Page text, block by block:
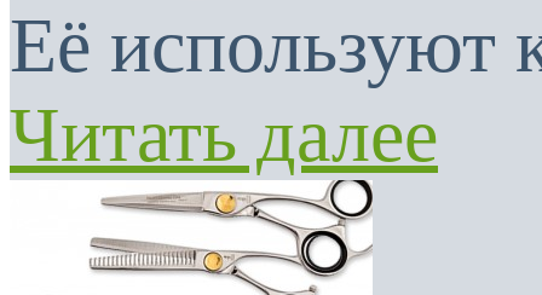
Её используют
Читать далее